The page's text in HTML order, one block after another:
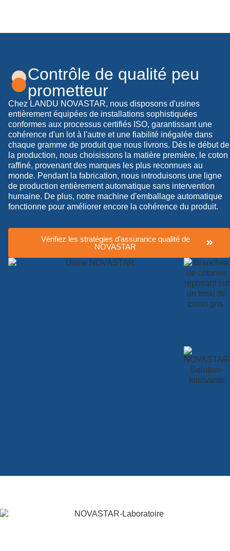
Contrôle de qualité peu
prometteur
Chez LANDU NOVASTAR, nous disposons d'usines
entièrement équipées de installations sophistiquées
conformes aux processus certifiés ISO, garantissant une
cohérence d'un lot à l'autre et une fiabilité inégalée dans
chaque gramme de produit que nous livrons. Dès le début de
la production, nous choisissons la matière première, le coton
raffiné, provenant des marques les plus reconnues au
monde. Pendant la fabrication, nous introduisons une ligne
de production entièrement automatique sans intervention
humaine. De plus, notre machine d'emballage automatique
fonctionne pour améliorer encore la cohérence du produit.
Vérifiez les stratégies d'assurance qualité de
NOVASTAR